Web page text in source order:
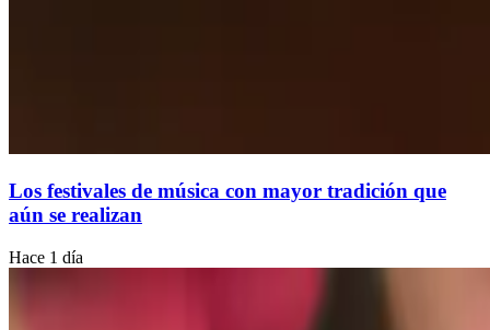
Los festivales de música con mayor tradición que
aún se realizan
Hace 1 día